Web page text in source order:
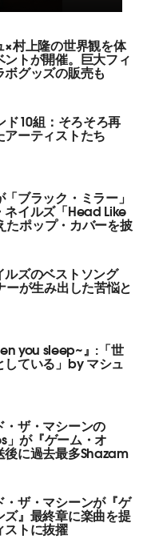
×村上隆の世界観を体
トが開催。巨大フィ
グッズの販売も
ド10組：そろそろ再
ーティストたち
ブラック・ミラー」
ネイルズ「Head Like
ポップ・カバーを披
ズのベストソング
が生み出した苦悩と
you sleep~』:「世
している」by マシュ
ザ・マシーンの
」が『ゲーム・オ
後に過去最多Shazam
ザ・マシーンが『ゲ
』最終章に楽曲を提
ストに抜擢